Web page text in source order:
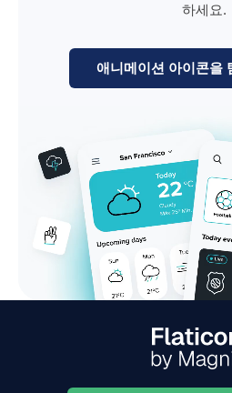
하세요.
애니메이션 아이콘을